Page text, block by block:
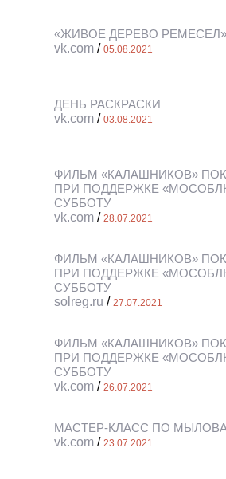
«ЖИВОЕ ДЕРЕВО РЕМЕСЕЛ»
vk.com / 05.08.2021
ДЕНЬ РАСКРАСКИ
vk.com / 03.08.2021
ФИЛЬМ «КАЛАШНИКОВ»
ПРИ ПОДДЕРЖКЕ
СУББОТУ
vk.com / 28.07.2021
ФИЛЬМ «КАЛАШНИКОВ»
ПРИ ПОДДЕРЖКЕ
СУББОТУ
solreg.ru / 27.07.2021
ФИЛЬМ «КАЛАШНИКОВ»
ПРИ ПОДДЕРЖКЕ
СУББОТУ
vk.com / 26.07.2021
МАСТЕР-КЛАСС ПО
vk.com / 23.07.2021